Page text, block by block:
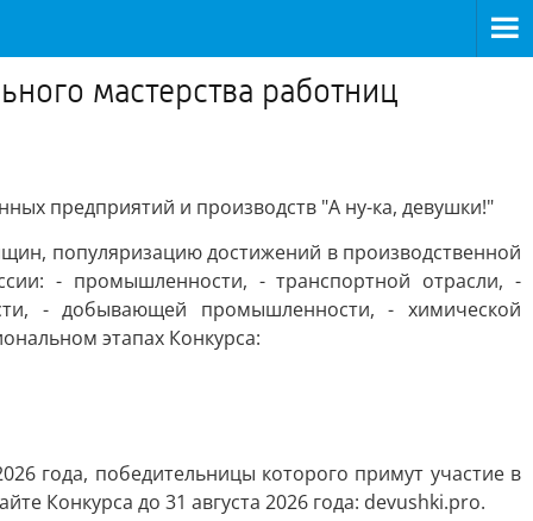
мастерства работниц
предприятий и производств "А ну-ка, девушки!"
популяризацию достижений в производственной
- промышленности, - транспортной отрасли, -
- добывающей промышленности, - химической
этапах Конкурса:
года, победительницы которого примут участие в
Конкурса до 31 августа 2026 года: devushki.pro.